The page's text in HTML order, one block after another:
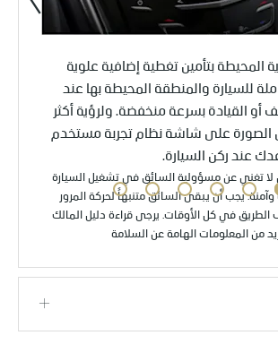
التالي
المحيطة بتأمين تغطية إضافية علوية
للسيارة والمنطقة المحيطة بها عند
أو القيادة بسرعة منخفضة. ولرؤية أكثر
الصورة على شاشة نظام تجربة مستخدم
عند ركن السيارة.
لا تغني عن مسؤولية السائق في تشغيل السيارة
يجب أن يبقى السائق متنبهاً لحركة المرور
في كل الأوقات. يرجى قراءة دليل المالك
من المعلومات الهامة عن السلامة